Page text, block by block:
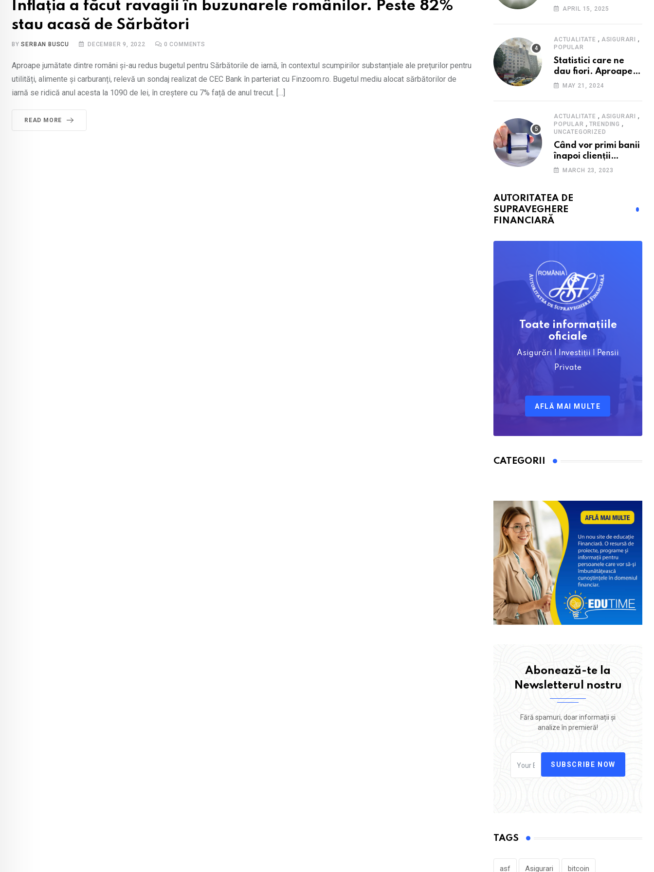
Inflația a făcut ravagii în buzunarele românilor. Peste 82%
stau acasă de Sărbători
BYSERBAN BUSCU DECEMBER 9, 2022 0 COMMENTS
Aproape jumătate dintre români și-au redus bugetul pentru Sărbătorile de iarnă, în contextul scumpirilor substanțiale ale prețurilor pentru
utilități, alimente și carburanți, relevă un sondaj realizat de CEC Bank în parteriat cu Finzoom.ro. Bugetul mediu alocat sărbătorilor de
iarnă se ridică anul acesta la 1090 de lei, în creștere cu 7% față de anul trecut. […]
READ MORE
Consumatorii caută
scumpirilor, mai ales
la alimente
APRIL 15, 2025
ACTUALITATE , ASIGURARI ,
POPULAR
Statistici care ne
dau fiori. Aproape
20 de case ard zilnic
pagubele au
explodat. Cum te
poți proteja cu nici
40 de lei pe lună
MAY 21, 2024
ACTUALITATE , ASIGURARI ,
POPULAR , TRENDING ,
UNCATEGORIZED
Când vor primi banii
înapoi clienții
Euroins care
toate termenele
MARCH 23, 2023
AUTORITATEA DE
SUPRAVEGHERE
FINANCIARĂ
Toate informațiile
oficiale
Asigurări | Investiții | Pensii
Private
AFLĂ MAI MULTE
CATEGORII
Abonează-te la
Newsletterul nostru
Fără spamuri, doar informații și
analize în premieră!
SUBSCRIBE NOW
TAGS
asf Asigurari bitcoin